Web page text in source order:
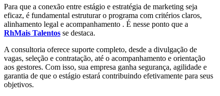
Para que a conexão entre estágio e estratégia de marketing seja
eficaz, é fundamental estruturar o programa com critérios claros,
alinhamento legal e acompanhamento . É nesse ponto que a
RhMais Talentos se destaca.
A consultoria oferece suporte completo, desde a divulgação de
vagas, seleção e contratação, até o acompanhamento e orientação
aos gestores. Com isso, sua empresa ganha segurança, agilidade e
garantia de que o estágio estará contribuindo efetivamente para seus
objetivos.